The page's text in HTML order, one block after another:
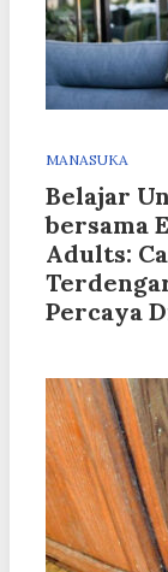
MANASUKA
Belajar
bersama
Adults:
Percaya